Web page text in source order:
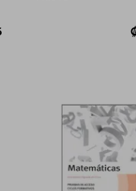
₡ 18.486